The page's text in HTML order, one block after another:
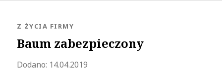
Baum zabezpieczony
KATEGORIA:
Z ŻYCIA FIRMY
Dodano: 14.04.2019Zaktualizowano 2020-05-19 15:33:31